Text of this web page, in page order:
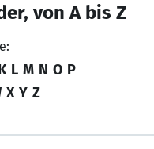
von A bis Z
L M N O P
X Y Z